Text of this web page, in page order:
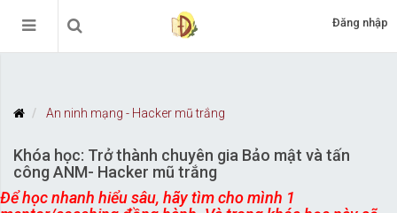
Đăng nhập
An ninh mạng - Hacker mũ trắng
Khóa học: Trở thành chuyên gia Bảo mật và tấn
công ANM- Hacker mũ trắng
Để học nhanh hiểu sâu, hãy tìm cho mình 1